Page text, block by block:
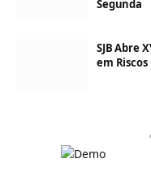
Segunda
SJB Abre
em